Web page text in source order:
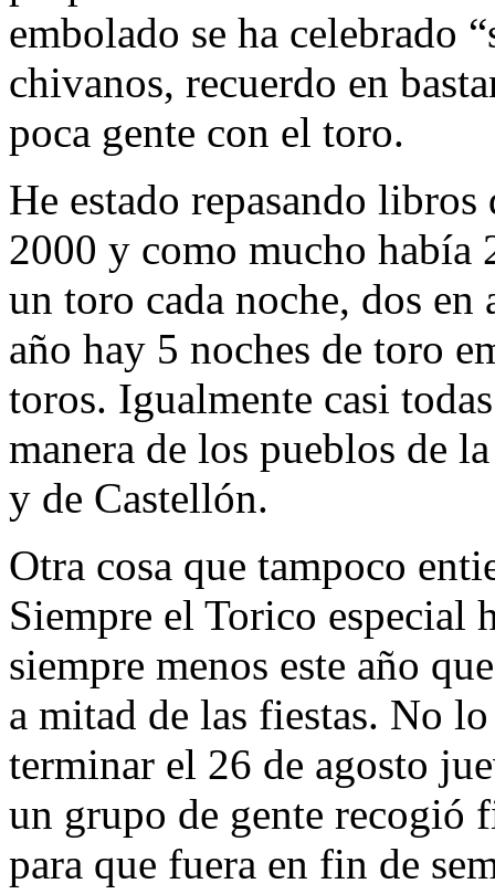
embolado se ha celebrado
chivanos, recuerdo en
poca gente con el toro.
He estado repasando
2000 y como mucho había
un toro cada noche, dos
año hay 5 noches de toro
toros. Igualmente casi
manera de los pueblos de
y de Castellón.
Otra cosa que tampoco
Siempre el Torico especial
siempre menos este año
a mitad de las fiestas. No
terminar el 26 de agosto
un grupo de gente recogió
para que fuera en fin de